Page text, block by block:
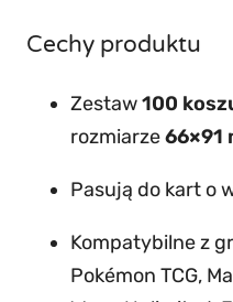
C
Cechy produktu
Zestaw100
rozmiarze66×91
Pasują do kart o
Kompatybilne z
Pokémon TCG,